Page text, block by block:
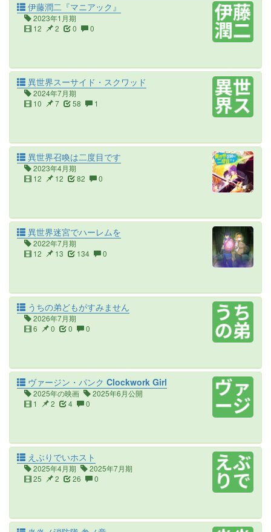
伊藤潤二『マニアック』
2023年1月期
12
2 0 0
異世界スーサイド・スクワッド
2024年7月期
10
7 58 1
異世界召喚は二度目です
2023年4月期
12
12 82 0
異世界迷宮でハーレムを
2022年7月期
12
13 134 0
うちの弟どもがすみません
2026年7月期
6
0 0 0
ヴァージン・パンク Clockwork Girl
2025年の映画
2025年6月公開
1
2 4 0
えぶりでいホスト
2025年4月期
2025年7月期
25
2 26 0